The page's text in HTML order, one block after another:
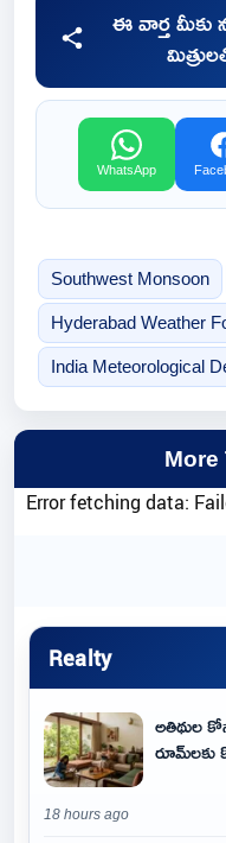
ఈ వార్త మీకు
WhatsApp
Southwest Monsoon
Hyderabad Weather
India Meteorological
More
Error fetching data:
Realty
అతిథుల
రూమ్‌లకు
18 hours ago